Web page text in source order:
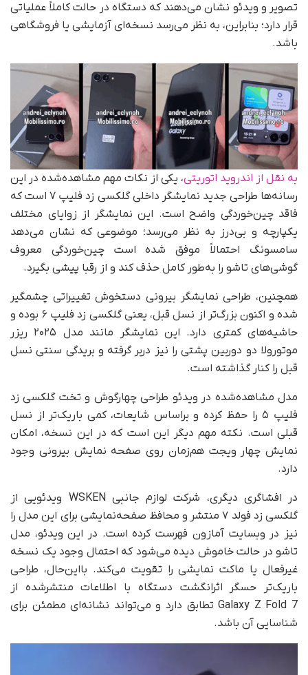
تصویر و ویدئو نشان می‌دهند که دستگاه در حالت کاملاً عملیاتی
قرار دارد؛ بنابراین، به نظر می‌رسد نسخه‌ای آزمایشی یا فروشگاهی
باشد.
به نقل از اندروید اتوریتی، یکی از نکات مهم مشاهده‌شده در این
رسانه‌ها طراحی جدید نمایشگر داخلی گلکسی زد فلیپ ۷ است که
فاقد چین‌خوردگی واضح است. این نمایشگر از زوایای مختلف
یکپارچه و بی‌درز به نظر می‌رسد؛ موضوعی که نشان می‌دهد
سامسونگ احتمالاً موفق شده است چین‌خوردگی معروف
گوشی‌های تاشو را به‌طور کامل حذف کند و از رقبا پیشی بگیرد.
همچنین، طراحی نمایشگر بیرونی دستخوش تغییراتی چشمگیر
شده و اکنون بزرگ‌تر از نسل قبل، یعنی گلکسی زد فلیپ ۶ بوده و
حاشیه‌های کمتری دارد. این نمایشگر مانند مدل ۲۰۲۵ ریزر
موتورولا دو دوربین پشتی را نیز دربر گرفته و بریدگی سنتی نسل
قبل را کنار گذاشته است.
مدل مشاهده‌شده در ویدئو طراحی چهارگوش و تخت گلکسی زد
فلیپ ۵ را حفظ کرده و براساس شایعات، کمی باریک‌تر از نسل
قبلی است. نکته مهم دیگر این است که در این نسخه، امکان
نمایش چهار ویجت هم‌زمان روی صفحه نمایش بیرونی وجود
دارد.
در افشاگری دیگری، شرکت لوازم جانبی WSKEN ویدئویی از
گلکسی زد فولد ۷ منتشر و محافظ صفحه‌نمایشی برای این مدل را
نیز در وبسایت آمازون فهرست کرده است. در این ویدئو، مدل
تاشو در حالت خاموش دیده می‌شود که احتمال وجود یک نسخه
غیرفعال یا ماکت نمایشی را تقویت می‌کند. با‌این‌حال، طراحی
باریک‌تر حسگر اثرانگشت دستگاه با اطلاعات منتشرشده از
Galaxy Z Fold 7 تطابق دارد و می‌تواند نشانه‌ای مطمئن برای
شناسایی آن باشد.